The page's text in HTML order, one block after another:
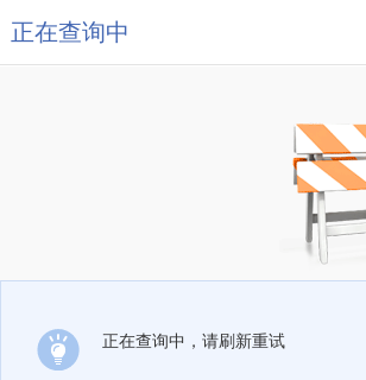
正在查询中
正在查询中，请刷新重试